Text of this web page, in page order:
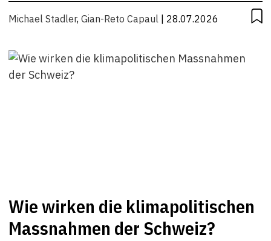
Michael Stadler, Gian-Reto Capaul | 28.07.2026
Wie wirken die klimapolitischen
Massnahmen der Schweiz?